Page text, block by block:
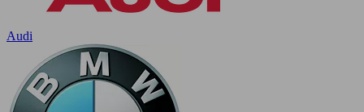
Audi